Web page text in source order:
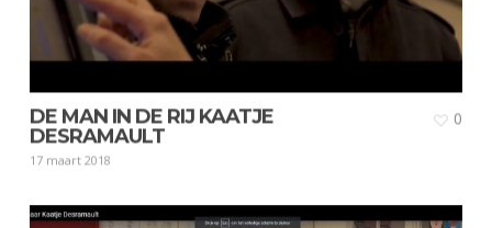
DE MAN IN DE RIJ KAATJE
DESRAMAULT
17 maart 2018
0